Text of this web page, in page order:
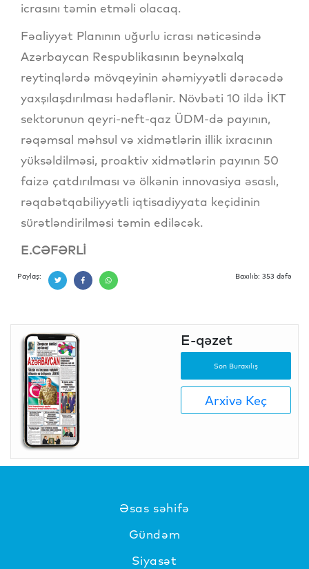
icrasını təmin etməli olacaq.
Fəaliyyət Planının uğurlu icrası nəticəsində
Azərbaycan Respublikasının beynəlxalq
reytinqlərdə mövqeyinin əhəmiyyətli dərəcədə
yaxşılaşdırılması hədəflənir. Növbəti 10 ildə İKT
sektorunun qeyri-neft-qaz ÜDM-də payının,
rəqəmsal məhsul və xidmətlərin illik ixracının
yüksəldilməsi, proaktiv xidmətlərin payının 50
faizə çatdırılması və ölkənin innovasiya əsaslı,
rəqabətqabiliyyətli iqtisadiyyata keçidinin
sürətləndirilməsi təmin ediləcək.
E.CƏFƏRLİ
Paylaş: Baxılıb: 353 dəfə
E-qəzet
Son Buraxılış
Arxivə Keç
Əsas səhifə
Gündəm
Siyasət